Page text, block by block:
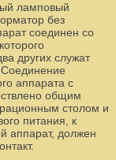
ламповый
без
соединен со
других служат
аппарата с
общим
столом и
питания, к
аппарат, должен